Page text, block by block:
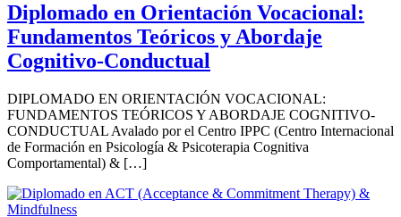
Diplomado en Orientación Vocacional:
Fundamentos Teóricos y Abordaje
Cognitivo-Conductual
DIPLOMADO EN ORIENTACIÓN VOCACIONAL:
FUNDAMENTOS TEÓRICOS Y ABORDAJE COGNITIVO-
CONDUCTUAL Avalado por el Centro IPPC (Centro Internacional
de Formación en Psicología & Psicoterapia Cognitiva
Comportamental) & […]